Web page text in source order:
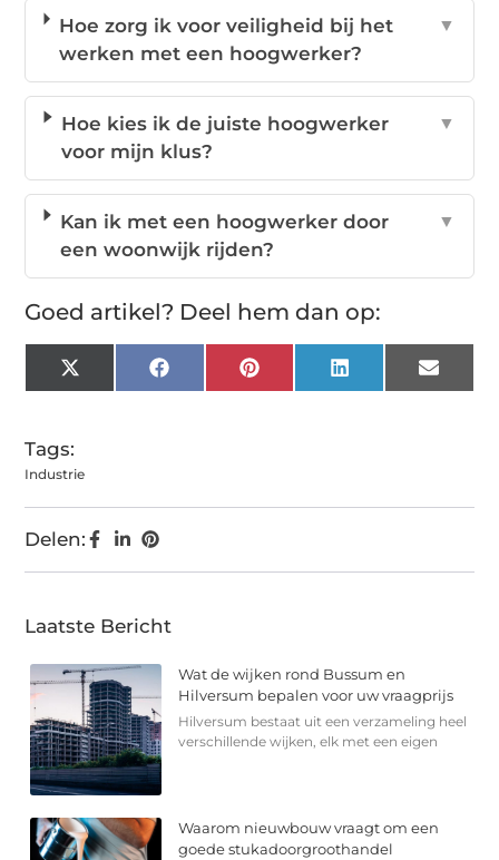
Hoe zorg ik voor veiligheid bij het
werken met een hoogwerker?
▼
Hoe kies ik de juiste hoogwerker
voor mijn klus?
▼
Kan ik met een hoogwerker door
een woonwijk rijden?
▼
Goed artikel? Deel hem dan op:
X
(Twitter)
FacebookPinterest LinkedIn Email
Tags:
Industrie
Delen:
Laatste Bericht
Wat de wijken rond Bussum en
Hilversum bepalen voor uw vraagprijs
Hilversum bestaat uit een verzameling heel
verschillende wijken, elk met een eigen
Waarom nieuwbouw vraagt om een
goede stukadoorgroothandel